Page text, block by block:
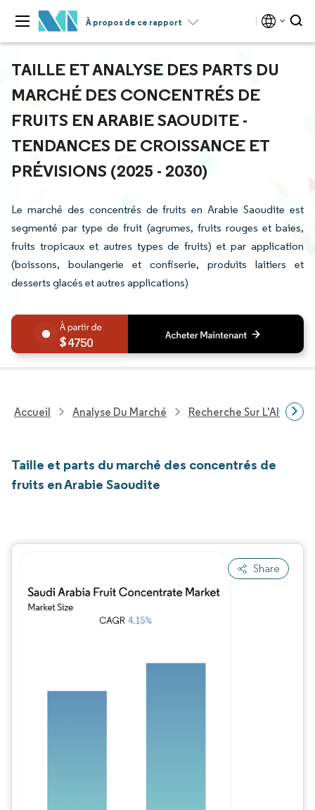
À propos de ce rapport
TAILLE ET ANALYSE DES PARTS DU
MARCHÉ DES CONCENTRÉS DE
FRUITS EN ARABIE SAOUDITE -
TENDANCES DE CROISSANCE ET
PRÉVISIONS (2025 - 2030)
Le marché des concentrés de fruits en Arabie Saoudite est
segmenté par type de fruit (agrumes, fruits rouges et baies,
fruits tropicaux et autres types de fruits) et par application
(boissons, boulangerie et confiserie, produits laitiers et
desserts glacés et autres applications)
4750
Accueil Analyse Du Marché Recherche Sur
Taille et parts du marché des concentrés de
fruits en Arabie Saoudite
Share